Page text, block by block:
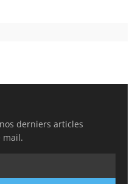
derniers articles
mail.